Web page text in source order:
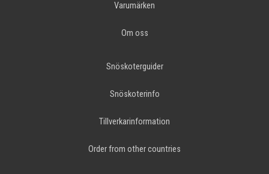
Varumärken
Om oss
Snöskoterguider
Snöskoterinfo
Tillverkarinformation
Order from other countries